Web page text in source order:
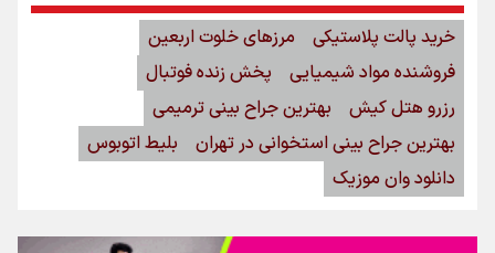
خرید پالت پلاستیکی
مرزهای خلوت اربعین
فروشنده مواد شیمیایی
پخش زنده فوتبال
رزرو هتل کیش
بهترین جراح بینی ترمیمی
بهترین جراح بینی استخوانی در تهران
بلیط اتوبوس
دانلود وان موزیک